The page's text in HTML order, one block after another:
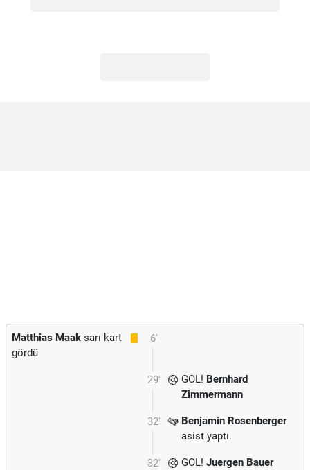
6'
Matthias Maak sarı kart
gördü
29' GOL! Bernhard
Zimmermann
32'
Benjamin Rosenberger
asist yaptı.
32' GOL! Juergen Bauer